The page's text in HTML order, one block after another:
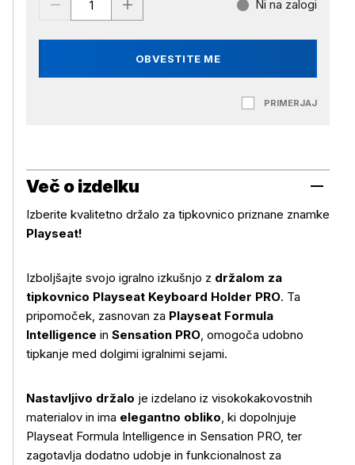
OBVESTITE ME
Ni na zalogi
PRIMERJAJ
Več o izdelku
Več o izdelku
Izberite kvalitetno držalo za tipkovnico priznane znamke
Playseat!
Izboljšajte svojo igralno izkušnjo z držalom za
tipkovnico Playseat Keyboard Holder PRO. Ta
pripomoček, zasnovan za Playseat Formula
Intelligence in Sensation PRO, omogoča udobno
tipkanje med dolgimi igralnimi sejami.
Nastavljivo držalo je izdelano iz visokokakovostnih
materialov in ima elegantno obliko, ki dopolnjuje
Playseat Formula Intelligence in Sensation PRO, ter
zagotavlja dodatno udobje in funkcionalnost za